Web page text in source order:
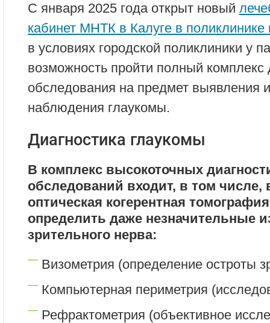
С января 2025 года открыт новый
кабинет МНТК в Калуге в
в условиях городской поликлиники у
возможность пройти полный комплекс
обследования на предмет выявления
наблюдения глаукомы.
Диагностика глаукомы
В комплекс высокоточных
обследований входит, в том числе,
оптическая когерентная
определить даже незначительные
зрительного нерва:
Визометрия (определение остроты
Компьютерная периметрия
Рефрактометрия (объективное